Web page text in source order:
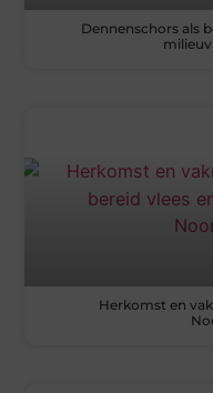
Dennenschors als
Herkomst en